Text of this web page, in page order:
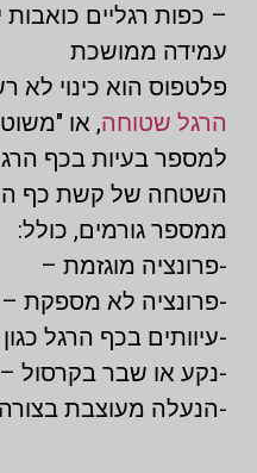
– כפות רגליים
עמידה ממושכת
פלטפוס הוא כינוי לא
הרגל שטוחה, או
למספר בעיות בכף
השטחה של קשת כף
ממספר גורמים, כולל:
-פרונציה מוגזמת –
-פרונציה לא מספקת –
-עיוותים בכף הרגל
-נקע או שבר בקרסול –
-הנעלה מעוצבת